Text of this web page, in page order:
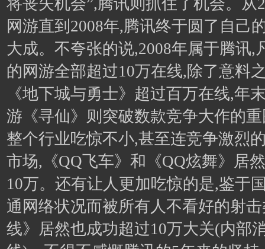
将丧失机会”,腾讯则抓住了机会。从
网游直到2008年,腾讯终于圆了自己
大成。不夸张的说,2008年属于腾讯,
的网游全部超过10万在线,除了意料
《地下城与勇士》超过百万在线,年
游《寻仙》则突破数款竞争大作的
整个行业吃惊不小,甚至连竞争激烈
市场,《QQ飞车》和《QQ炫舞》居
10万。还有让人更加吃惊的是,鉴于
通网络状况而被所有人不看好的射
线》居然也成功超过10万大关(内部